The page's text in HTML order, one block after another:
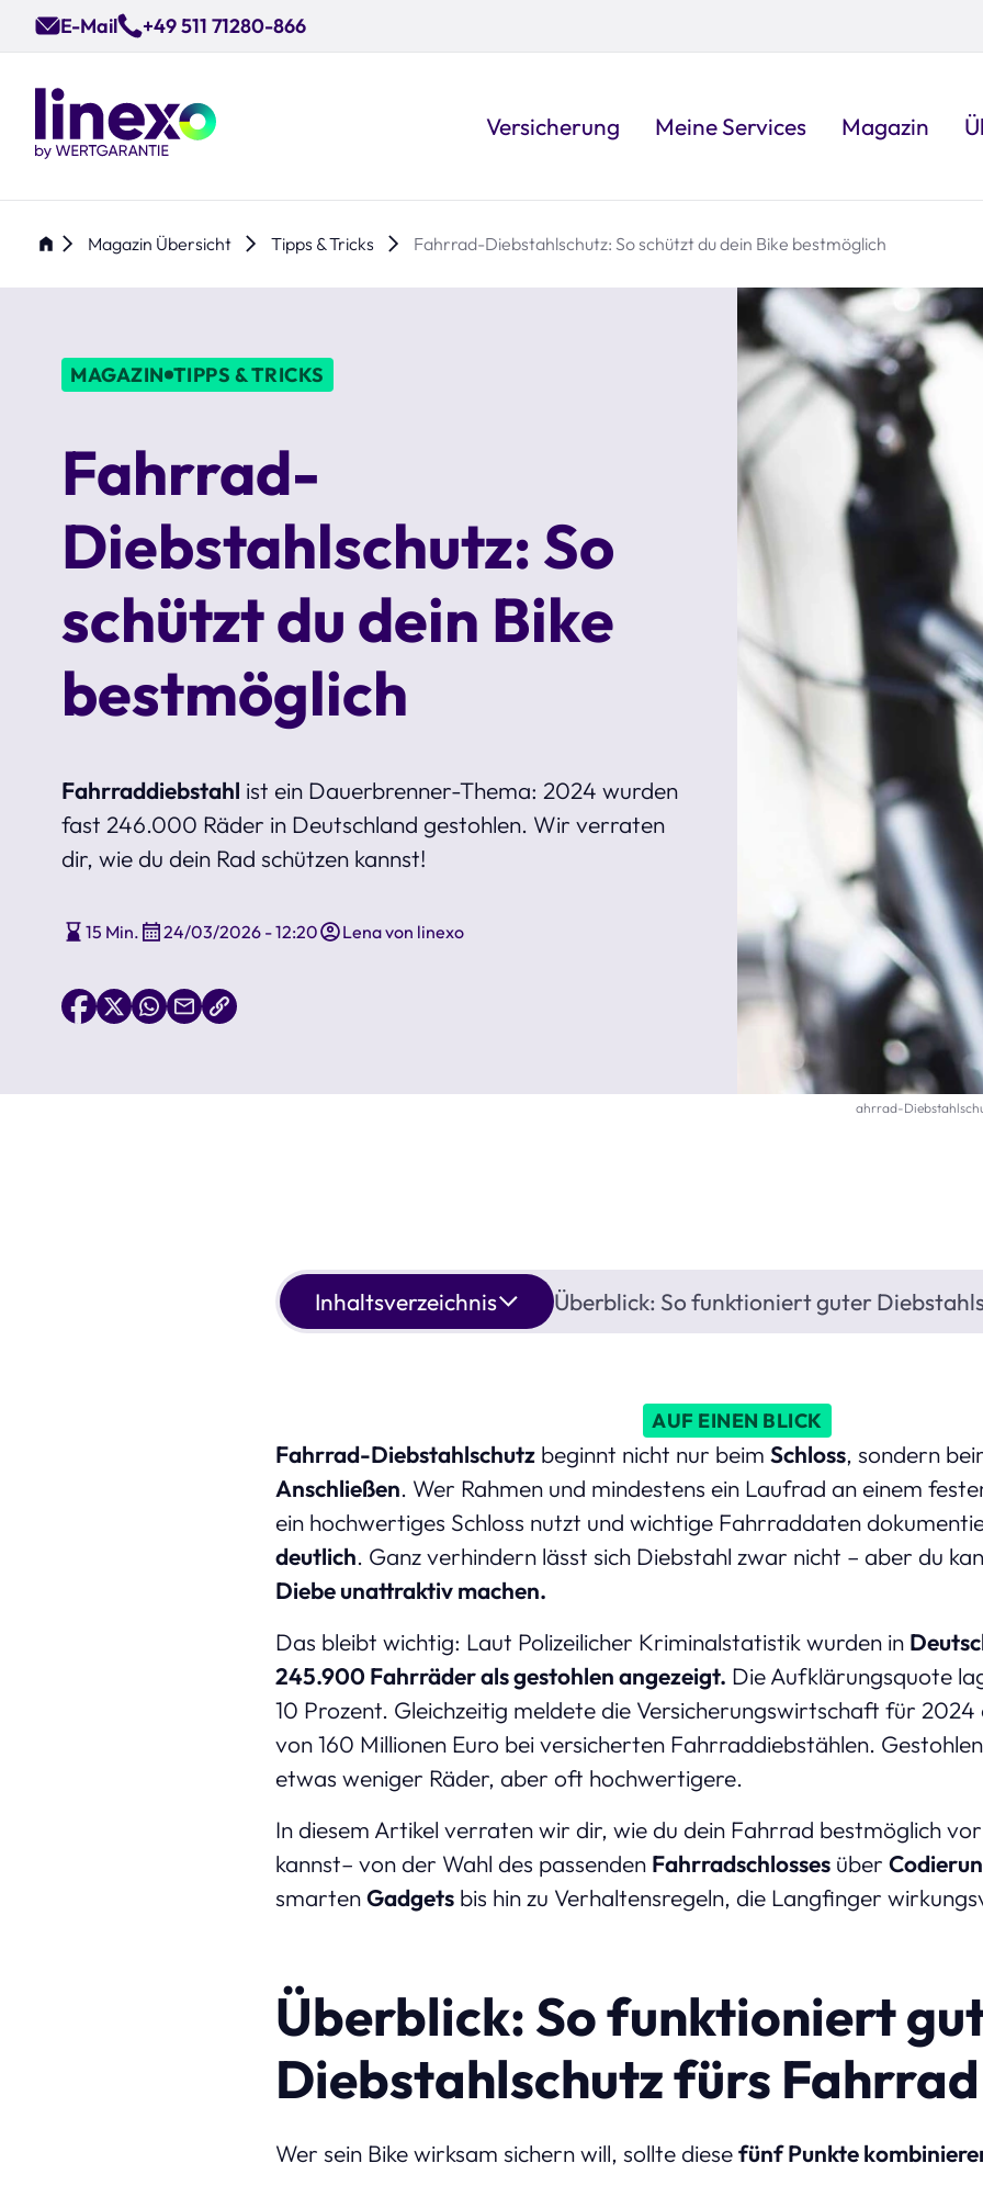
Skip
content
E-Mail +49 511 71280-866
Versicherung Meine Services Magazin
Magazin Übersicht Tipps & Tricks Fahrrad-Diebstahlschutz: So schützt du dein Bike bestmöglich
ahrrad-
MAGAZIN TIPPS & TRICKS
Fahrrad-
Diebstahlschutz: So
schützt du dein Bike
bestmöglich
Fahrraddiebstahl ist ein Dauerbrenner-Thema: 2024 wurden
fast 246.000 Räder in Deutschland gestohlen. Wir verraten
dir, wie du dein Rad schützen kannst!
15 Min. 24/03/2026 - 12:20 Lena von linexo
Inhaltsverzeichnis Überblick: So funktioniert guter
AUF EINEN BLICK
Fahrrad-Diebstahlschutzbeginnt nicht nur beim Schloss, sondern
Anschließen. Wer Rahmen und mindestens ein Laufrad an einem
ein hochwertiges Schloss nutzt und wichtige Fahrraddaten
deutlich. Ganz verhindern lässt sich Diebstahl zwar nicht – aber du
Diebe unattraktiv machen.
Das bleibt wichtig: Laut Polizeilicher Kriminalstatistik wurden in
245.900 Fahrräder als gestohlen angezeigt. Die Aufklärungsquote
10 Prozent. Gleichzeitig meldete die Versicherungswirtschaft für 2024
von 160 Millionen Euro bei versicherten Fahrraddiebstählen.
etwas weniger Räder, aber oft hochwertigere.
In diesem Artikel verraten wir dir, wie du dein Fahrrad bestmöglich
kannst– von der Wahl des passenden Fahrradschlossesüber
smartenGadgetsbis hin zu Verhaltensregeln, die Langfinger
Überblick: So funktioniert
Diebstahlschutz fürs Fahrrad
Wer sein Bike wirksam sichern will, sollte diesefünf Punkte